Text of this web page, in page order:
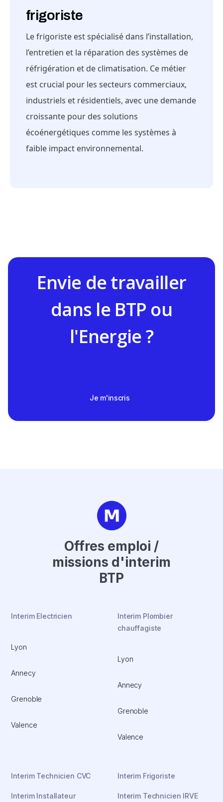
frigoriste
Le frigoriste est spécialisé dans l’installation,
l’entretien et la réparation des systèmes de
réfrigération et de climatisation. Ce métier
est crucial pour les secteurs commerciaux,
industriels et résidentiels, avec une demande
croissante pour des solutions
écoénergétiques comme les systèmes à
faible impact environnemental.
Envie de travailler
dans le BTP ou
l'Energie ?
Je m'inscris
Offres emploi /
missions d'interim
BTP
Interim Electricien
Lyon
Annecy
Grenoble
Valence
Interim Plombier
chauffagiste
Lyon
Annecy
Grenoble
Valence
Interim Technicien CVC Interim Frigoriste
Interim Installateur
Interim Technicien IRVE